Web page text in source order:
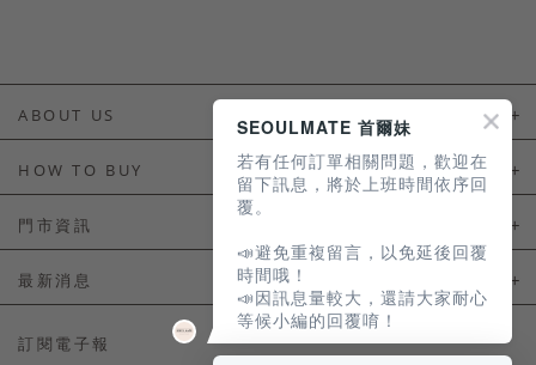
ABOUT US
HOW TO BUY
如何購買
會員常見問題
訂單常見問題
門市資訊
門市資訊
最新消息
LINE官方會員活動
訂閱電子報
SEOULMATE 首爾妹
若有任何訂單相關問題，歡迎在
留下訊息，將於上班時間依序回
覆。
📣避免重複留言，以免延後回覆
時間哦！
📣因訊息量較大，還請大家耐心
等候小編的回覆唷！